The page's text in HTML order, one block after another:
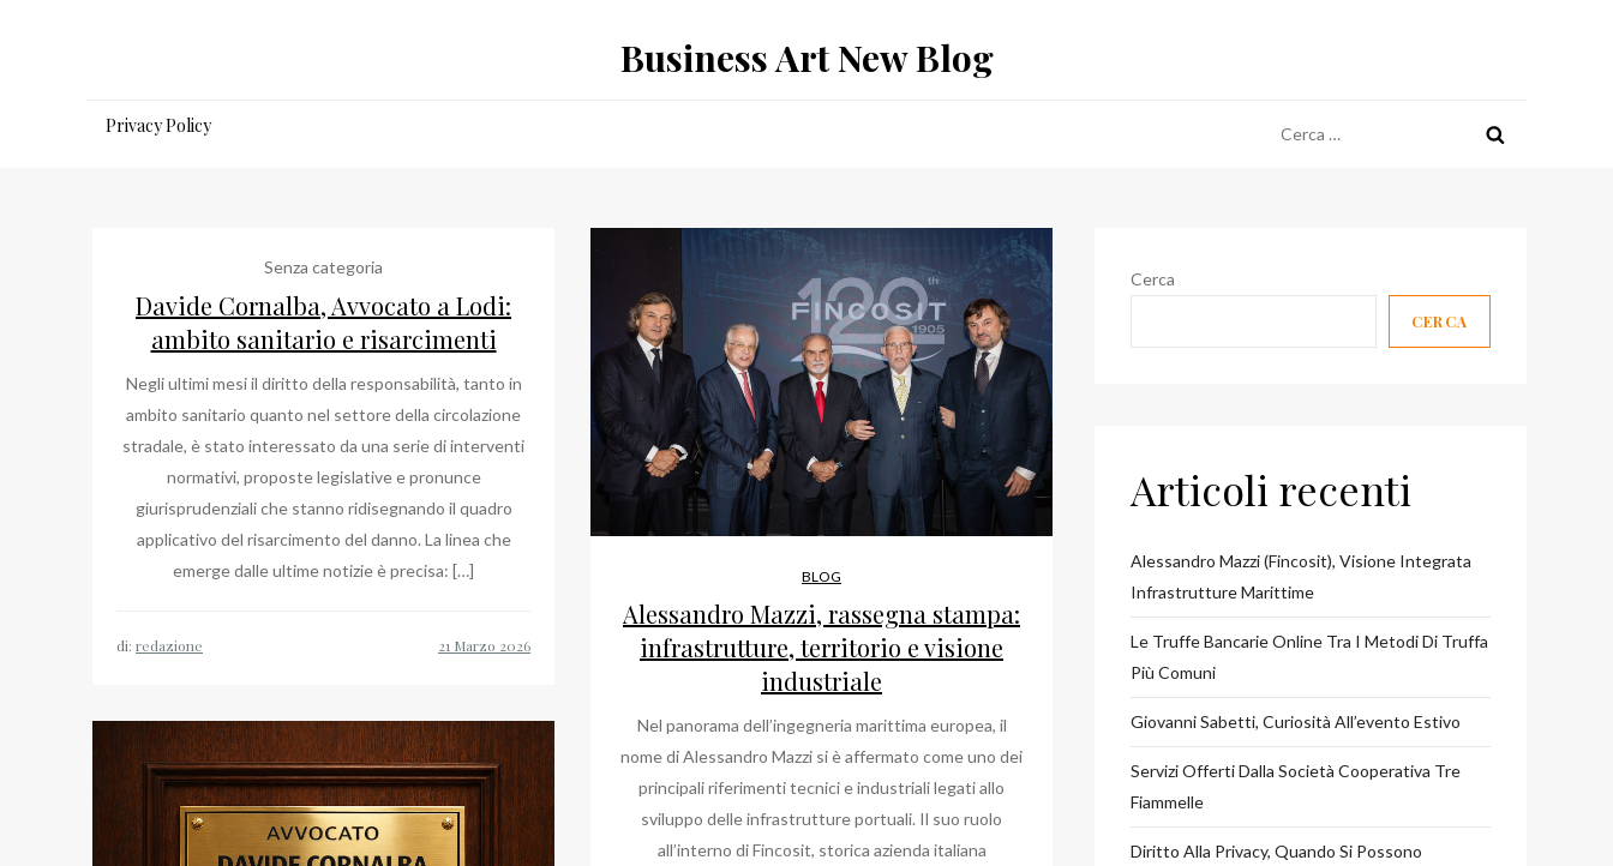
Business Art New Blog
Privacy Policy
per:
Senza categoria
Davide Cornalba, Avvocato a Lodi:
ambito sanitario e risarcimenti
Negli ultimi mesi il diritto della responsabilità, tanto in
ambito sanitario quanto nel settore della circolazione
stradale, è stato interessato da una serie di interventi
normativi, proposte legislative e pronunce
giurisprudenziali che stanno ridisegnando il quadro
applicativo del risarcimento del danno. La linea che
emerge dalle ultime notizie è precisa: […]
di: redazione
BLOG
Alessandro Mazzi, rassegna stampa:
infrastrutture, territorio e visione
industriale
Nel panorama dell’ingegneria marittima europea, il
nome di Alessandro Mazzi si è affermato come uno dei
principali riferimenti tecnici e industriali legati allo
sviluppo delle infrastrutture portuali. Il suo ruolo
all’interno di Fincosit, storica azienda italiana
Cerca
CERCA
Articoli recenti
Alessandro Mazzi (Fincosit), Visione Integrata
Infrastrutture Marittime
Le Truffe Bancarie Online Tra I Metodi Di Truffa
Più Comuni
Giovanni Sabetti, Curiosità All’evento Estivo
Servizi Offerti Dalla Società Cooperativa Tre
Fiammelle
Diritto Alla Privacy, Quando Si Possono